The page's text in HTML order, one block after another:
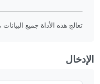
تعالج هذه الأداة جميع
الإدخال